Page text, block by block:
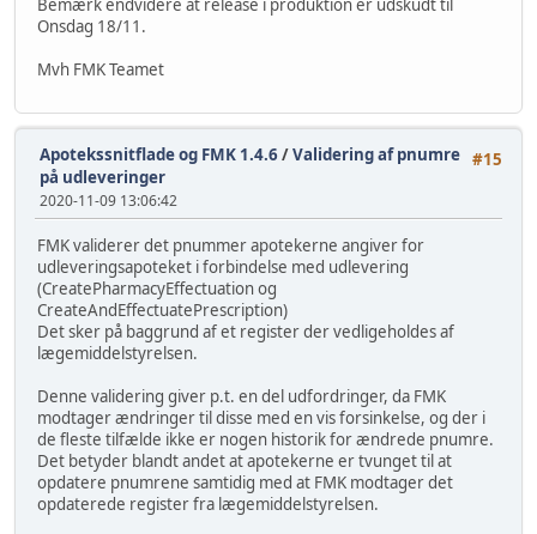
Bemærk endvidere at release i produktion er udskudt til
Onsdag 18/11.
Mvh FMK Teamet
#15
Apotekssnitflade og FMK 1.4.6/Validering af pnumre
på udleveringer
2020-11-09 13:06:42
FMK validerer det pnummer apotekerne angiver for
udleveringsapoteket i forbindelse med udlevering
(CreatePharmacyEffectuation og
CreateAndEffectuatePrescription)
Det sker på baggrund af et register der vedligeholdes af
lægemiddelstyrelsen.
Denne validering giver p.t. en del udfordringer, da FMK
modtager ændringer til disse med en vis forsinkelse, og der i
de fleste tilfælde ikke er nogen historik for ændrede pnumre.
Det betyder blandt andet at apotekerne er tvunget til at
opdatere pnumrene samtidig med at FMK modtager det
opdaterede register fra lægemiddelstyrelsen.